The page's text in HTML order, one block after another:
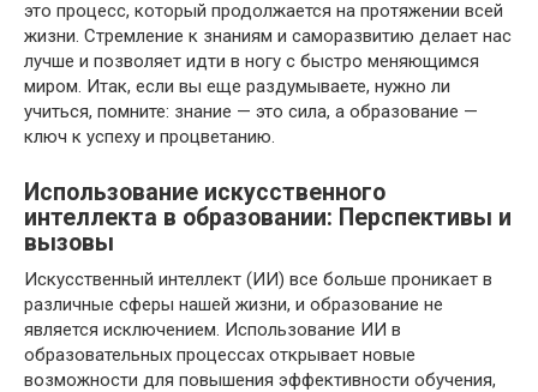
это процесс, который продолжается на протяжении всей
жизни. Стремление к знаниям и саморазвитию делает нас
лучше и позволяет идти в ногу с быстро меняющимся
миром. Итак, если вы еще раздумываете, нужно ли
учиться, помните: знание — это сила, а образование —
ключ к успеху и процветанию.
Использование искусственного
интеллекта в образовании: Перспективы и
вызовы
Искусственный интеллект (ИИ) все больше проникает в
различные сферы нашей жизни, и образование не
является исключением. Использование ИИ в
образовательных процессах открывает новые
возможности для повышения эффективности обучения,